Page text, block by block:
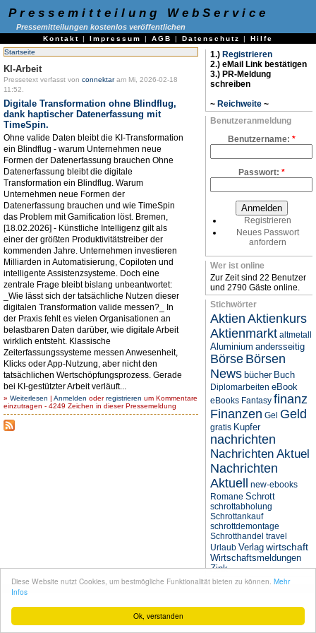
Ok, verstanden
Diese Website nutzt Cookies, um bestmögliche Funktionalität bieten zu können. Mehr
Infos
Pressemitteilung WebService
Pressemitteilungen kostenlos veröffentlichen
Kontakt | Impressum | AGB | Datenschutz | Hilfe
Startseite
KI-Arbeit
Pressetext verfasst von connektaram Mi, 2026-02-18
11:52.
Digitale Transformation ohne Blindflug,
dank haptischer Datenerfassung mit
TimeSpin.
Ohne valide Daten bleibt die KI-Transformation
ein Blindflug - warum Unternehmen neue
Formen der Datenerfassung brauchen Ohne
Datenerfassung bleibt die digitale
Transformation ein Blindflug. Warum
Unternehmen neue Formen der
Datenerfassung brauchen und wie TimeSpin
das Problem mit Gamification löst. Bremen,
[18.02.2026] - Künstliche Intelligenz gilt als
einer der größten Produktivitätstreiber der
kommenden Jahre. Unternehmen investieren
Milliarden in Automatisierung, Copiloten und
intelligente Assistenzsysteme. Doch eine
zentrale Frage bleibt bislang unbeantwortet:
_Wie lässt sich der tatsächliche Nutzen dieser
digitalen Transformation valide messen?_ In
der Praxis fehlt es vielen Organisationen an
belastbaren Daten darüber, wie digitale Arbeit
wirklich entsteht. Klassische
Zeiterfassungssysteme messen Anwesenheit,
Klicks oder App-Nutzung, aber nicht den
tatsächlichen Wertschöpfungsprozess. Gerade
bei KI-gestützter Arbeit verläuft...
» Weiterlesen | Anmelden oderregistrieren um Kommentare
einzutragen - 4249 Zeichen in dieser Pressemeldung
1.) Registrieren
2.) eMail Link bestätigen
3.) PR-Meldung
schreiben
~ Reichweite ~
Benutzeranmeldung
Benutzername: *
Passwort: *
Registrieren
Neues Passwort
anfordern
Wer ist online
Zur Zeit sind 22 Benutzer
und 2790 Gäste online.
Stichwörter
Aktien Aktienkurs
Aktienmarkt altmetall
Aluminium andersseitig
Börse Börsen
News bücher Buch
Diplomarbeiten eBook
eBooks Fantasy finanz
Finanzen Gel Geld
gratis Kupfer
nachrichten
Nachrichten Aktuel
Nachrichten
Aktuell
new-ebooks
Romane Schrott
schrottabholung
Schrottankauf
schrottdemontage
Schrotthandel travel
Urlaub Verlag wirtschaft
Wirtschaftsmeldungen
Zink